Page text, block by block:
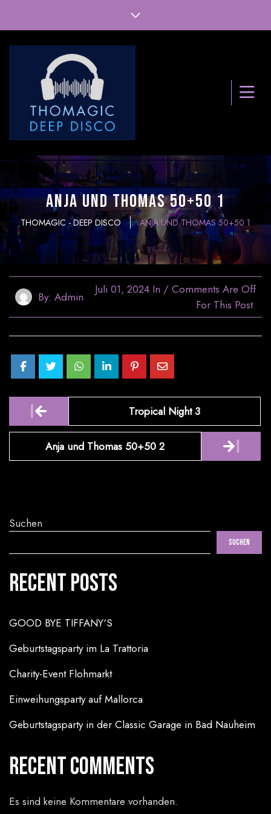
Anja und Thomas 50+50 1
THOMAGIC - DEEP DISCO ANJA UND THOMAS 50+50 1
By: Admin
Juli 01, 2024 In / Comments Are Off
For This Post.
Post
navigation
Tropical Night 3
Anja und Thomas 50+50 2
Suchen
Suchen
Recent Posts
GOOD BYE TIFFANY‘S
Geburtstagsparty im La Trattoria
Charity-Event Flohmarkt
Einweihungsparty auf Mallorca
Geburtstagsparty in der Classic Garage in Bad Nauheim
Recent Comments
Es sind keine Kommentare vorhanden.